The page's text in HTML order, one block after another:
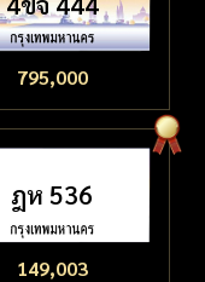
795,000
ฎห 536
149,003